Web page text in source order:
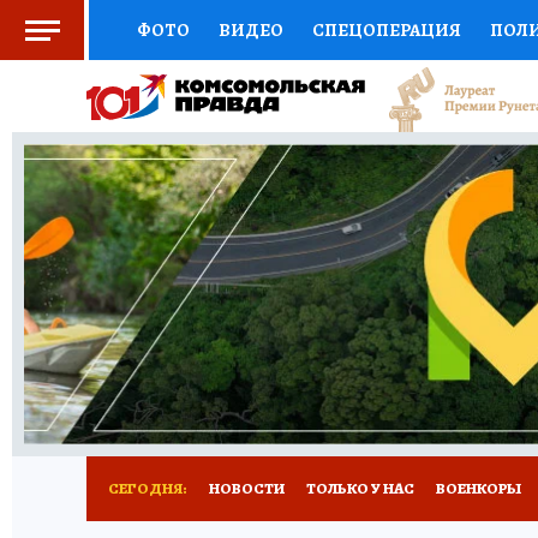
ФОТО ВИДЕО СПЕЦОПЕРАЦИЯ
СОЦПОДДЕРЖКА НАУКА СПЕЦПРОЕКТЫ
НАЦИОНАЛЬНЫЕ ПРОЕКТЫ РОССИИ
ЖЕНСКИЕ СЕКРЕТЫ ПУТЕВОДИТЕЛЬ
ДЕФИЦИТ ЖЕЛЕЗА ПРЕСС-ЦЕНТР
РЕКЛАМА ТЕСТЫ НОВОЕ НА САЙТЕ
СЕГОДНЯ: НОВОСТИ ТОЛЬКО У НАС ВОЕНКОРЫ